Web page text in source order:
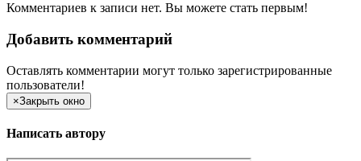
Комментариев к записи нет. Вы можете стать первым!
Добавить комментарий
Оставлять комментарии могут только зарегистрированные
пользователи!
×Закрыть окно
Написать автору